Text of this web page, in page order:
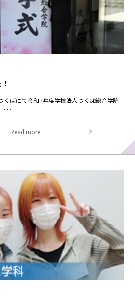
ばにて令和7年度学校法人つくば総合学院
･･
Read more